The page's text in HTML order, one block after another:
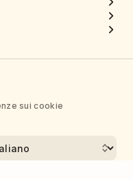
sui cookie